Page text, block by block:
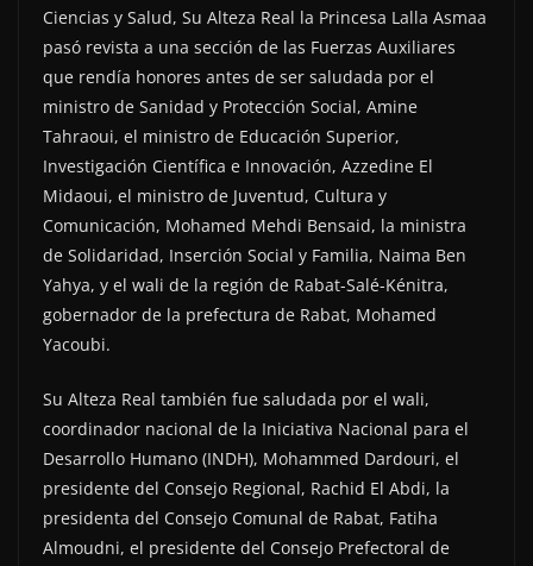
Ciencias y Salud, Su Alteza Real la Princesa Lalla Asmaa
pasó revista a una sección de las Fuerzas Auxiliares
que rendía honores antes de ser saludada por el
ministro de Sanidad y Protección Social, Amine
Tahraoui, el ministro de Educación Superior,
Investigación Científica e Innovación, Azzedine El
Midaoui, el ministro de Juventud, Cultura y
Comunicación, Mohamed Mehdi Bensaid, la ministra
de Solidaridad, Inserción Social y Familia, Naima Ben
Yahya, y el wali de la región de Rabat-Salé-Kénitra,
gobernador de la prefectura de Rabat, Mohamed
Yacoubi.
Su Alteza Real también fue saludada por el wali,
coordinador nacional de la Iniciativa Nacional para el
Desarrollo Humano (INDH), Mohammed Dardouri, el
presidente del Consejo Regional, Rachid El Abdi, la
presidenta del Consejo Comunal de Rabat, Fatiha
Almoudni, el presidente del Consejo Prefectoral de